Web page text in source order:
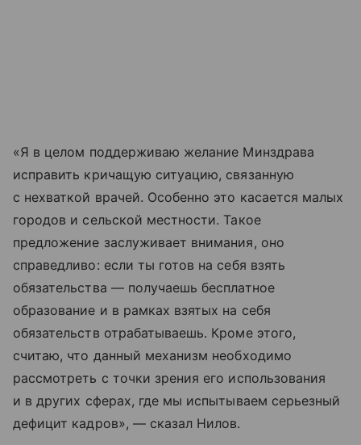
«Я в целом поддерживаю желание Минздрава
исправить кричащую ситуацию, связанную
с нехваткой врачей. Особенно это касается малых
городов и сельской местности. Такое
предложение заслуживает внимания, оно
справедливо: если ты готов на себя взять
обязательства — получаешь бесплатное
образование и в рамках взятых на себя
обязательств отрабатываешь. Кроме этого,
считаю, что данный механизм необходимо
рассмотреть с точки зрения его использования
и в других сферах, где мы испытываем серьезный
дефицит кадров», — сказал Нилов.